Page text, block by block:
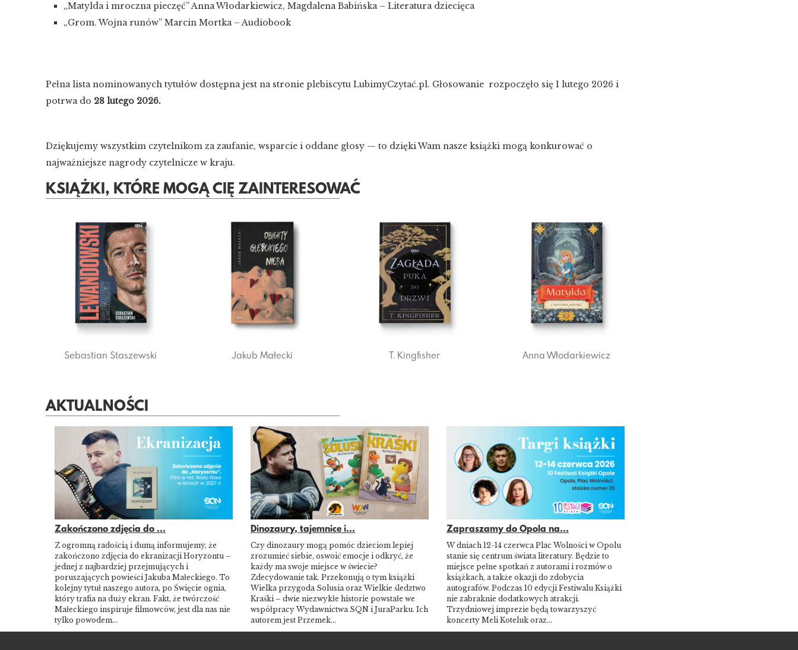
„Matylda i mroczna pieczęć” Anna Włodarkiewicz, Magdalena Babińska – Literatura dziecięca
„Grom. Wojna runów” Marcin Mortka – Audiobook
Pełna lista nominowanych tytułów dostępna jest na stronie plebiscytu LubimyCzytać.pl. Głosowanie rozpoczęło się 1 lutego 2026 i
potrwa do 28 lutego 2026.
Dziękujemy wszystkim czytelnikom za zaufanie, wsparcie i oddane głosy — to dzięki Wam nasze książki mogą konkurować o
najważniejsze nagrody czytelnicze w kraju.
KSIĄŻKI, KTÓRE MOGĄ CIĘ ZAINTERESOWAĆ
Sebastian Staszewski Jakub Małecki T. Kingfisher Anna Włodarkiewicz
AKTUALNOŚCI
Zakończono zdjęcia do ...
Z ogromną radością i dumą informujemy, że
zakończono zdjęcia do ekranizacji Horyzontu –
jednej z najbardziej przejmujących i
poruszających powieści Jakuba Małeckiego. To
kolejny tytuł naszego autora, po Święcie ognia,
który trafia na duży ekran. Fakt, że twórczość
Małeckiego inspiruje filmowców, jest dla nas nie
tylko powodem…
Dinozaury, tajemnice i...
Czy dinozaury mogą pomóc dzieciom lepiej
zrozumieć siebie, oswoić emocje i odkryć, że
każdy ma swoje miejsce w świecie?
Zdecydowanie tak. Przekonują o tym książki
Wielka przygoda Solusia oraz Wielkie śledztwo
Kraśki – dwie niezwykłe historie powstałe we
współpracy Wydawnictwa SQN i JuraParku. Ich
autorem jest Przemek…
Zapraszamy do Opola na...
W dniach 12-14 czerwca Plac Wolności w Opolu
stanie się centrum świata literatury. Będzie to
miejsce pełne spotkań z autorami i rozmów o
książkach, a także okazji do zdobycia
autografów. Podczas 10 edycji Festiwalu Książki
nie zabraknie dodatkowych atrakcji.
Trzydniowej imprezie będą towarzyszyć
koncerty Meli Koteluk oraz…